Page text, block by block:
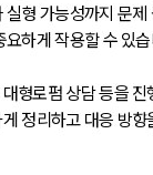
형 가능성까지 문제
하게 작용할 수 있습
형로펌 상담 등을
정리하고 대응 방향